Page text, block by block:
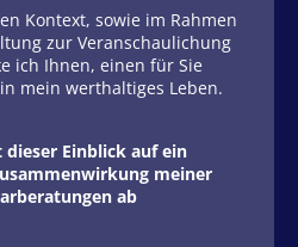
Kontext, sowie im Rahmen
zur Veranschaulichung
ich Ihnen, einen für Sie
mein werthaltiges Leben.
dieser Einblick auf ein
meiner
ab